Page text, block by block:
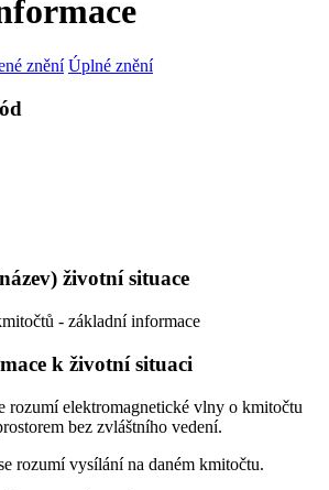
znění Úplné znění
životní situace
- základní informace
k životní situaci
rozumí elektromagnetické vlny o kmitočtu
bez zvláštního vedení.
rozumí vysílání na daném kmitočtu.